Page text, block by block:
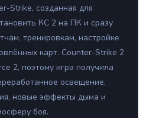
Strike, созданная для
КС 2 на ПК и сразу
тренировкам, настройке
карт. Counter-Strike 2
2, поэтому игра получила
освещение,
новые эффекты дыма и
боя.